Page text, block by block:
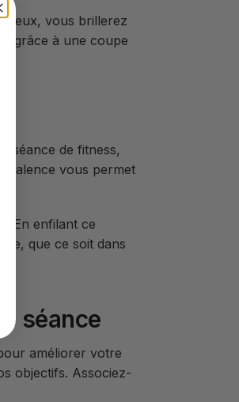
vous brillerez
grâce à une coupe
séance de fitness,
vous permet
En enfilant ce
que ce soit dans
séance
améliorer votre
objectifs. Associez-